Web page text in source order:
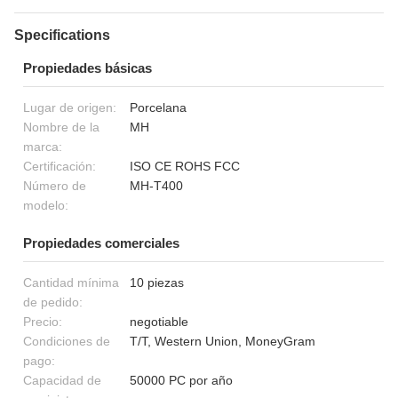
Specifications
Propiedades básicas
Lugar de origen:
Porcelana
Nombre de la
marca:
MH
Certificación:
ISO CE ROHS FCC
Número de
modelo:
MH-T400
Propiedades comerciales
Cantidad mínima
de pedido:
10 piezas
Precio:
negotiable
Condiciones de
pago:
T/T, Western Union, MoneyGram
Capacidad de
50000 PC por año